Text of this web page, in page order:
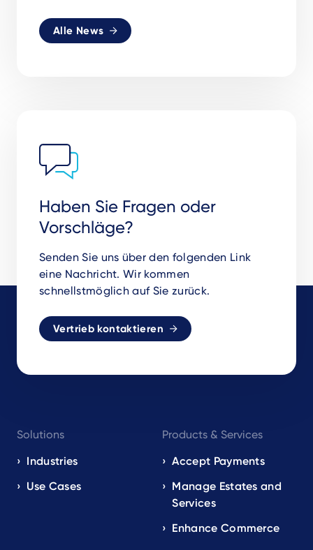
Alle News
Haben Sie Fragen oder
Vorschläge?
Senden Sie uns über den folgenden Link
eine Nachricht. Wir kommen
schnellstmöglich auf Sie zurück.
Vertrieb kontaktieren
navigation
EN
Solutions
Industries
Use Cases
Products & Services
Accept Payments
Manage Estates and
Services
Enhance Commerce